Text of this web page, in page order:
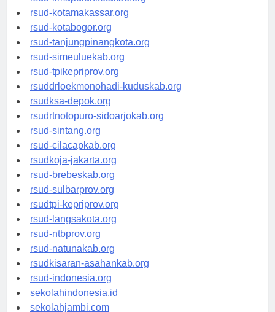
rsud-limapuluhkotakab.org
rsud-kotamakassar.org
rsud-kotabogor.org
rsud-tanjungpinangkota.org
rsud-simeuluekab.org
rsud-tpikepriprov.org
rsuddrloekmonohadi-kuduskab.org
rsudksa-depok.org
rsudrtnotopuro-sidoarjokab.org
rsud-sintang.org
rsud-cilacapkab.org
rsudkoja-jakarta.org
rsud-brebeskab.org
rsud-sulbarprov.org
rsudtpi-kepriprov.org
rsud-langsakota.org
rsud-ntbprov.org
rsud-natunakab.org
rsudkisaran-asahankab.org
rsud-indonesia.org
sekolahindonesia.id